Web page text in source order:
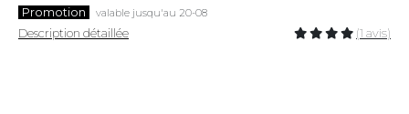
Promotion valable jusqu'au 20-08
Description détaillée (1 avis)